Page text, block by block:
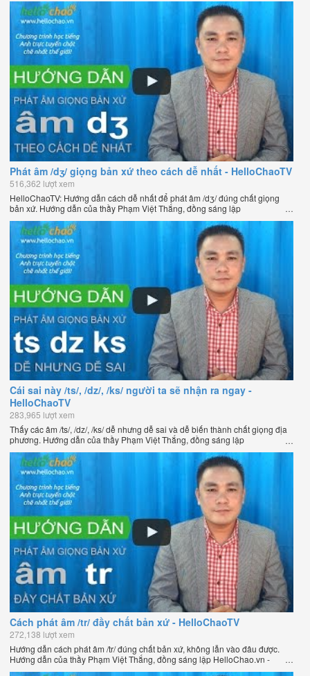
Phát âm /dʒ/ giọng bản xứ theo cách dễ nhất - HelloChaoTV
516,362 lượt xem
HelloChaoTV: Hướng dẫn cách dễ nhất để phát âm /dʒ/ đúng chất giọng
bản xứ. Hướng dẫn của thầy Phạm Việt Thắng, đồng sáng lập
HelloChao.vn - Chương trình dạy tiếng Anh trực tuyến chặt chẽ nhất thế
giới.
Cái sai này /ts/, /dz/, /ks/ người ta sẽ nhận ra ngay -
HelloChaoTV
283,965 lượt xem
Thấy các âm /ts/, /dz/, /ks/ dễ nhưng dễ sai và dễ biến thành chất giọng địa
phương. Hướng dẫn của thầy Phạm Việt Thắng, đồng sáng lập
HelloChao.vn - Chương trình dạy tiếng Anh trực tuyến chặt chẽ nhất thế
giới.
Cách phát âm /tr/ đầy chất bản xứ - HelloChaoTV
272,138 lượt xem
Hướng dẫn cách phát âm /tr/ đúng chất bản xứ, không lẫn vào đâu được.
Hướng dẫn của thầy Phạm Việt Thắng, đồng sáng lập HelloChao.vn -
Chương trình dạy tiếng Anh trực tuyến chặt chẽ nhất thế giới.